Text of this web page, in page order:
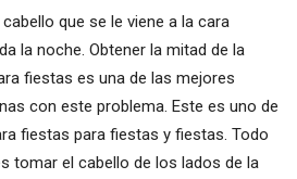
que se le viene a la cara
la noche. Obtener la mitad de la
fiestas es una de las mejores
con este problema. Este es uno de
fiestas para fiestas y fiestas. Todo
tomar el cabello de los lados de la